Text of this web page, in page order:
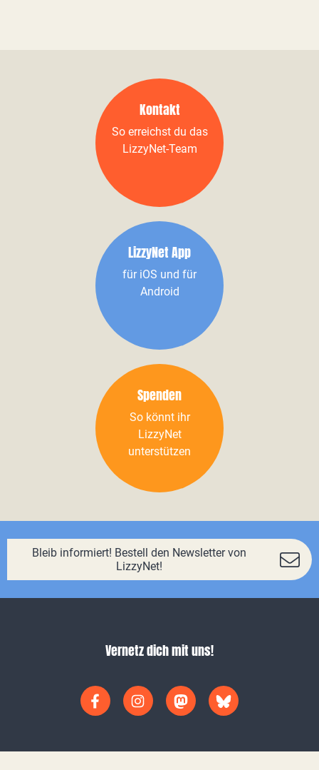
Kontakt
So erreichst du das
LizzyNet-Team
LizzyNet App
für iOS und für
Android
Spenden
So könnt ihr
LizzyNet
unterstützen
Bleib informiert! Bestell den Newsletter von
LizzyNet!
Vernetz dich mit uns!